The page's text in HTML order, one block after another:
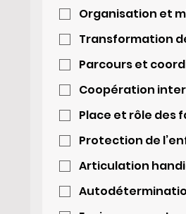
Organisation et
Transformation
Parcours et
Coopération
Place et rôle des
Protection de
Articulation